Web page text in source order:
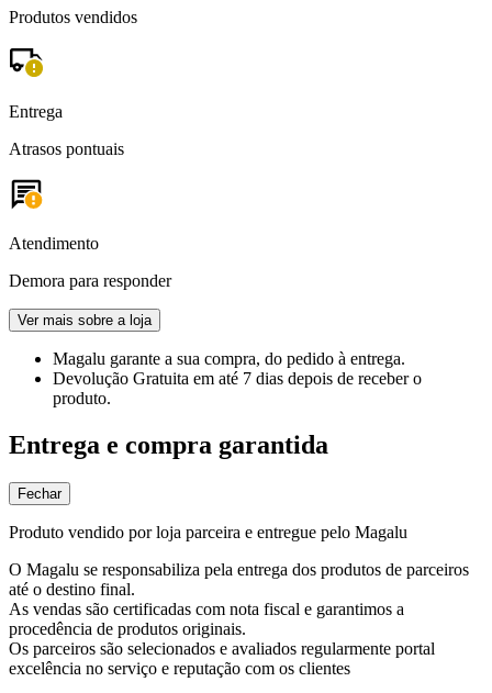
Produtos vendidos
Entrega
Atrasos pontuais
Atendimento
Demora para responder
Ver mais sobre a loja
Magalu garante a sua compra, do pedido à entrega.
Devolução Gratuita em até 7 dias depois de receber o
produto.
Entrega e compra garantida
Fechar
Produto vendido por loja parceira e entregue pelo Magalu
O Magalu se responsabiliza pela entrega dos produtos de parceiros
até o destino final.
As vendas são certificadas com nota fiscal e garantimos a
procedência de produtos originais.
Os parceiros são selecionados e avaliados regularmente portal
excelência no serviço e reputação com os clientes